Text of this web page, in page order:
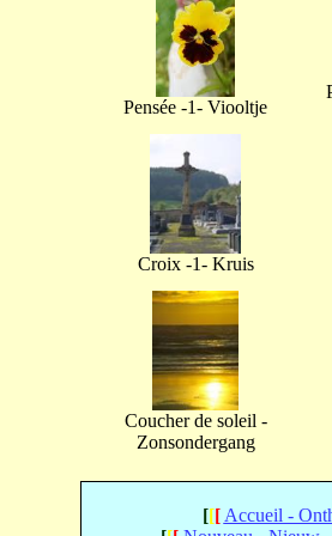
Pensée -1- Viooltje
Croix -1- Kruis
Coucher de soleil -
Zonsondergang
[[[ Accueil -